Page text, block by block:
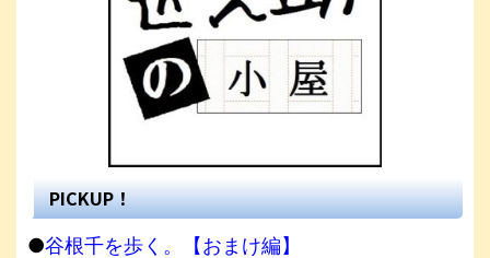
PICKUP！
●谷根千を歩く。【おまけ編】